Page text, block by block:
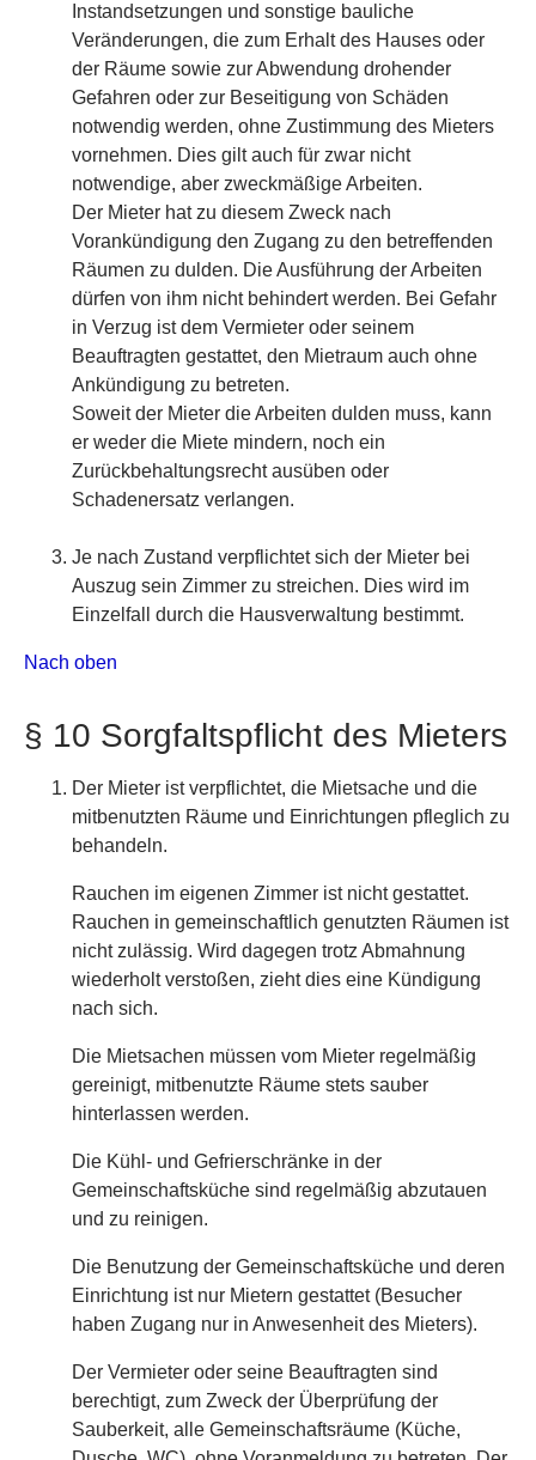
Instandsetzungen und sonstige bauliche
Veränderungen, die zum Erhalt des Hauses oder
der Räume sowie zur Abwendung drohender
Gefahren oder zur Beseitigung von Schäden
notwendig werden, ohne Zustimmung des Mieters
vornehmen. Dies gilt auch für zwar nicht
notwendige, aber zweckmäßige Arbeiten.
Der Mieter hat zu diesem Zweck nach
Vorankündigung den Zugang zu den betreffenden
Räumen zu dulden. Die Ausführung der Arbeiten
dürfen von ihm nicht behindert werden. Bei Gefahr
in Verzug ist dem Vermieter oder seinem
Beauftragten gestattet, den Mietraum auch ohne
Ankündigung zu betreten.
Soweit der Mieter die Arbeiten dulden muss, kann
er weder die Miete mindern, noch ein
Zurückbehaltungsrecht ausüben oder
Schadenersatz verlangen.
Je nach Zustand verpflichtet sich der Mieter bei
Auszug sein Zimmer zu streichen. Dies wird im
Einzelfall durch die Hausverwaltung bestimmt.
Nach oben
§ 10 Sorgfaltspflicht des Mieters
Der Mieter ist verpflichtet, die Mietsache und die
mitbenutzten Räume und Einrichtungen pfleglich zu
behandeln.
Rauchen im eigenen Zimmer ist nicht gestattet.
Rauchen in gemeinschaftlich genutzten Räumen ist
nicht zulässig. Wird dagegen trotz Abmahnung
wiederholt verstoßen, zieht dies eine Kündigung
nach sich.
Die Mietsachen müssen vom Mieter regelmäßig
gereinigt, mitbenutzte Räume stets sauber
hinterlassen werden.
Die Kühl- und Gefrierschränke in der
Gemeinschaftsküche sind regelmäßig abzutauen
und zu reinigen.
Die Benutzung der Gemeinschaftsküche und deren
Einrichtung ist nur Mietern gestattet (Besucher
haben Zugang nur in Anwesenheit des Mieters).
Der Vermieter oder seine Beauftragten sind
berechtigt, zum Zweck der Überprüfung der
Sauberkeit, alle Gemeinschaftsräume (Küche,